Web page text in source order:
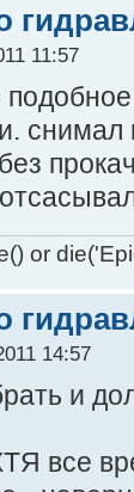
11:57
or
14:57
и
все